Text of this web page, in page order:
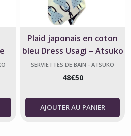
Plaid japonais en coton
bleu Dress Usagi – Atsuko
Matano
SERVIETTES DE BAIN - ATSUKO
48€50
AJOUTER AU PANIER